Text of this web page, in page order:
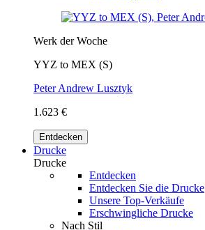
Werk der Woche
YYZ to MEX (S)
Peter Andrew Lusztyk
1.623 €
Entdecken
Drucke
Drucke
Entdecken
Entdecken Sie die Drucke
Unsere Top-Verkäufe
Erschwingliche Drucke
Nach Stil